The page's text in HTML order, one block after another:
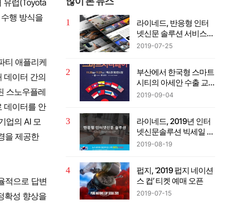
유럽(Toyota
행 방식을
티 애플리케
데이터 간의
스노우플레
데이터를 안
업의 AI 모
을 제공한
적으로 답변
확성 향상을
라이네드, 반응형 인터
넷신문 솔루션 서비스…
이벤트 진행중
2019-07-25
부산에서 한국형 스마트
시티의 아세안 수출 교
두보 마련
2019-09-04
라이네드, 2019년 인터
넷신문솔루션 빅세일 이
벤트 진행중
2019-08-19
펍지, ‘2019 펍지 네이션
스 컵’ 티켓 예매 오픈
2019-07-15